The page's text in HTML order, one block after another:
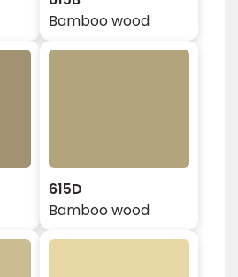
Bamboo wood
615D
Bamboo wood